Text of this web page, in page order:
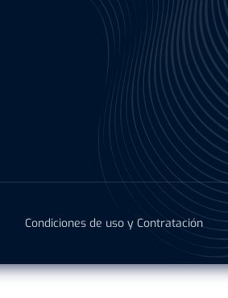
Condiciones de uso y Contratación